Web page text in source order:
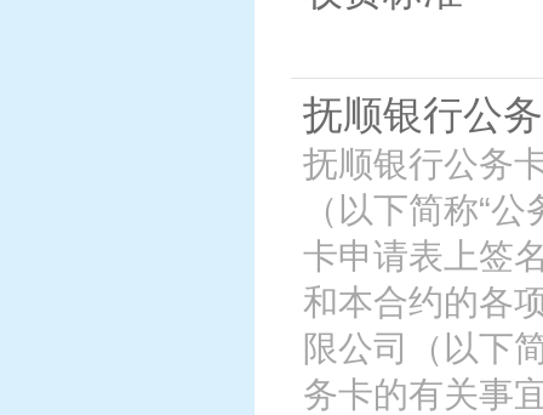
抚顺银行公
抚顺银行公务
（以下简称“
卡申请表上签
和本合约的各
限公司（以下
务卡的有关事